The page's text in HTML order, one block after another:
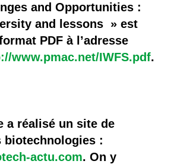
and Opportunities :
and lessons » est
PDF à l’adresse
www.pmac.net/IWFS.pdf.
a réalisé un site de
biotechnologies :
actu.com. On y